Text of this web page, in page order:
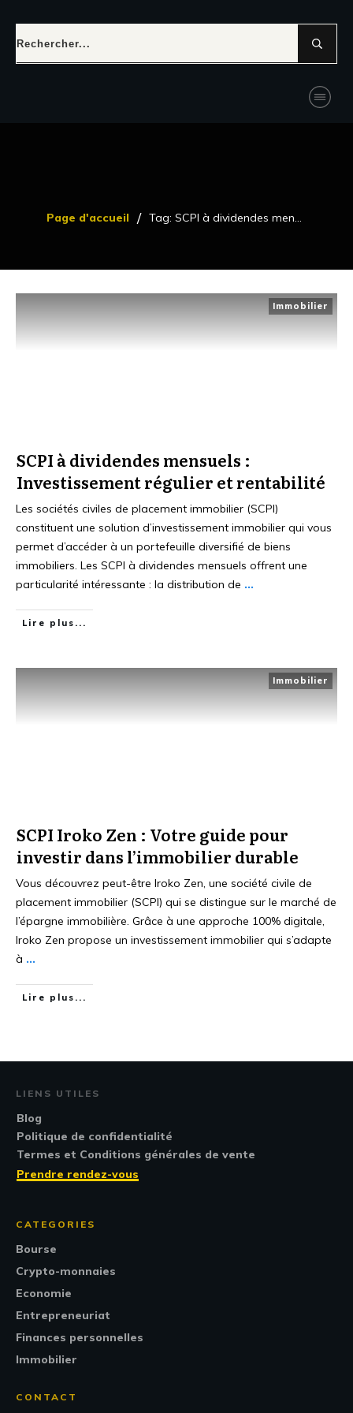
Page d'accueil / Tag: SCPI à dividendes mensuels
Immobilier
SCPI à dividendes mensuels :
Investissement régulier et rentabilité
Les sociétés civiles de placement immobilier (SCPI)
constituent une solution d’investissement immobilier qui vous
permet d’accéder à un portefeuille diversifié de biens
immobiliers. Les SCPI à dividendes mensuels offrent une
particularité intéressante : la distribution de ...
Lire plus...
Immobilier
SCPI Iroko Zen : Votre guide pour
investir dans l’immobilier durable
Vous découvrez peut-être Iroko Zen, une société civile de
placement immobilier (SCPI) qui se distingue sur le marché de
l’épargne immobilière. Grâce à une approche 100% digitale,
Iroko Zen propose un investissement immobilier qui s’adapte
à ...
Lire plus...
LIENS UTILES
Blog
Politique de confidentialité
Termes et Conditions générales de vente
Prendre rendez-vous
CATEGORIES
Bourse
Crypto-monnaies
Economie
Entrepreneuriat
Finances personnelles
Immobilier
CONTACT